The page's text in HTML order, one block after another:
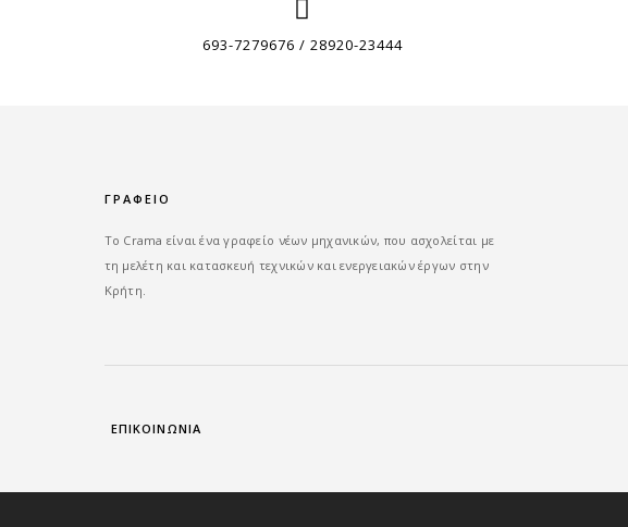
693-7279676 / 28920-23444
ΓΡΑΦΕΙΟ
Tο Crama είναι ένα γραφείο νέων μηχανικών, που ασχολείται με
τη μελέτη και κατασκευή τεχνικών και ενεργειακών έργων στην
Κρήτη.
ΕΠΙΚΟΙΝΩΝΙΑ